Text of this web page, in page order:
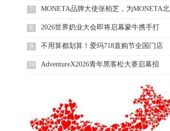
7
MONETA品牌大使张柏芝，为MONETA北
8 2026世界奶业大会即将启幕蒙牛携手打
9 不用算都划算！爱玛718直购节全国门店
10 AdventureX2026青年黑客松大赛启幕招